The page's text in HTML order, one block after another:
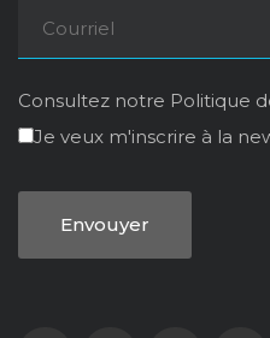
Consultez notre Politique
Je veux m'inscrire à la